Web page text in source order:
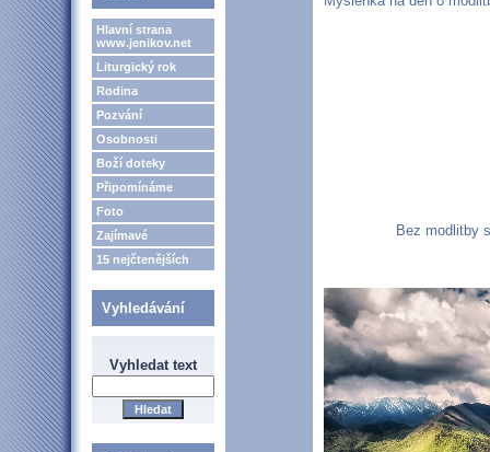
Hlavní strana
www.jenikov.net
Liturgický rok
Rodina
Pozvání
Osobnosti
Boží doteky
Připomínáme
Foto
Zajímavé
15 nejčtenějších
Vyhledávání
Vyhledat text
Bez modlitby